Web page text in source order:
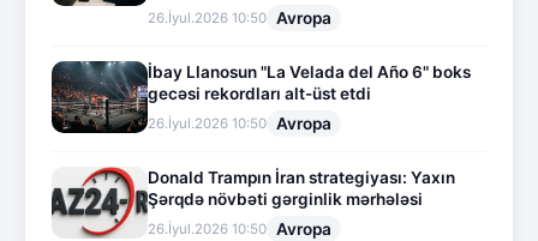
26.İyul.2026 10:50 Avropa
İbay Llanosun "La Velada del Año 6" boks
gecəsi rekordları alt-üst etdi
26.İyul.2026 10:50 Avropa
Donald Trampın İran strategiyası: Yaxın
Şərqdə növbəti gərginlik mərhələsi
26.İyul.2026 10:50 Avropa